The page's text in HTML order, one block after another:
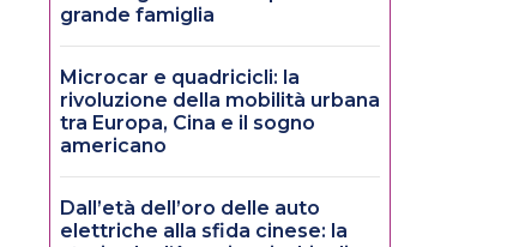
grande famiglia
Microcar e quadricicli: la
rivoluzione della mobilità urbana
tra Europa, Cina e il sogno
americano
Dall’età dell’oro delle auto
elettriche alla sfida cinese: la